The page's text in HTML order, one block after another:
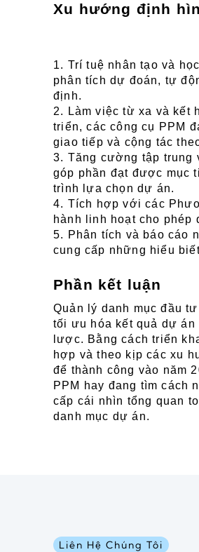
Xu hướng định
1. Trí tuệ nhân tạo và
phân tích dự đoán, tự
định.
2. Làm việc từ xa và kết
triển, các công cụ PPM
giao tiếp và cộng tác
3. Tăng cường tập trung
góp phần đạt được mục
trình lựa chọn dự án.
4. Tích hợp với các
hành linh hoạt cho
5. Phân tích và báo cáo
cung cấp những hiểu
Phần kết luận
Quản lý danh mục đầu
tối ưu hóa kết quả dự
lược. Bằng cách triển
hợp và theo kịp các xu
để thành công vào năm
PPM hay đang tìm cách
cấp cái nhìn tổng quan
danh mục dự án.
Liên Hệ Chúng Tôi